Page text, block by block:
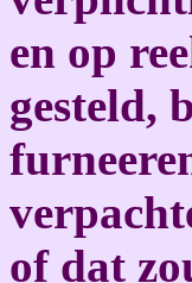
en op
gesteld,
of dat